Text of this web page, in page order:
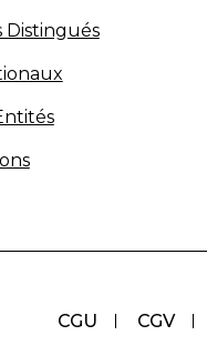
Distingués
CGU CGV